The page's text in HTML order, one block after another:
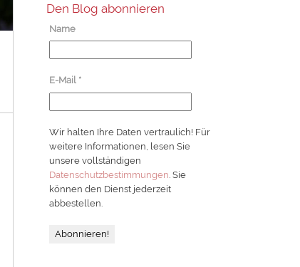
Den Blog abonnieren
Name
E-Mail *
Wir halten Ihre Daten vertraulich! Für
weitere Informationen, lesen Sie
unsere vollständigen
Datenschutzbestimmungen . Sie
können den Dienst jederzeit
abbestellen.